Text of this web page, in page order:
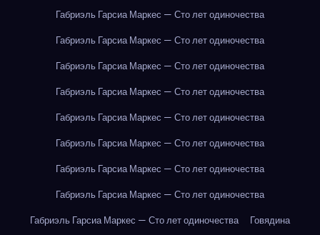
Габриэль Гарсиа Маркес — Сто лет одиночества
Габриэль Гарсиа Маркес — Сто лет одиночества
Габриэль Гарсиа Маркес — Сто лет одиночества
Габриэль Гарсиа Маркес — Сто лет одиночества
Габриэль Гарсиа Маркес — Сто лет одиночества
Габриэль Гарсиа Маркес — Сто лет одиночества
Габриэль Гарсиа Маркес — Сто лет одиночества
Габриэль Гарсиа Маркес — Сто лет одиночества
Габриэль Гарсиа Маркес — Сто лет одиночества
Говядина